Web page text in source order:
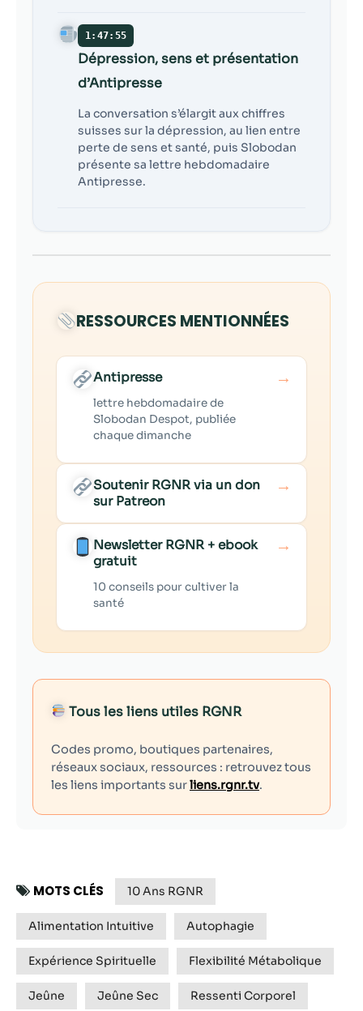
1:47:55
Dépression, sens et présentation
d’Antipresse
La conversation s’élargit aux chiffres
suisses sur la dépression, au lien entre
perte de sens et santé, puis Slobodan
présente sa lettre hebdomadaire
Antipresse.
RESSOURCES MENTIONNÉES
Antipresse
lettre hebdomadaire de
Slobodan Despot, publiée
chaque dimanche
→
Soutenir RGNR via un don
sur Patreon
→
Newsletter RGNR + ebook
gratuit
10 conseils pour cultiver la
santé
→
Tous les liens utiles RGNR
Codes promo, boutiques partenaires,
réseaux sociaux, ressources : retrouvez tous
les liens importants surliens.rgnr.tv.
MOTS CLÉS 10 Ans RGNR
Alimentation Intuitive Autophagie
Expérience Spirituelle Flexibilité Métabolique
Jeûne Jeûne Sec Ressenti Corporel